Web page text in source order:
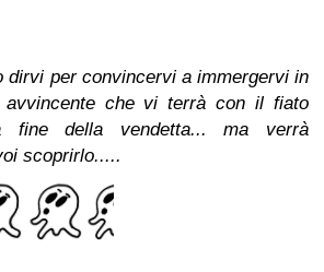
dirvi per convincervi a immergervi in
avvincente che vi terrà con il fiato
fine della vendetta... ma verrà
scoprirlo.....